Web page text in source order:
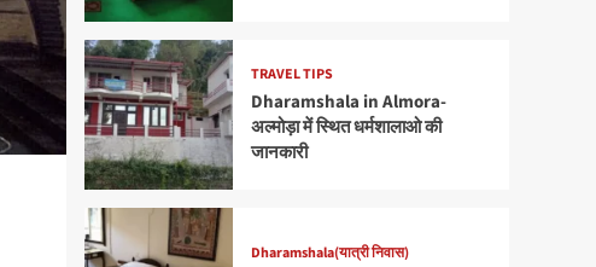
TRAVEL TIPS
Dharamshala in Almora-
अल्मोड़ा में स्थित धर्मशालाओ की
जानकारी
Dharamshala(यात्री निवास)